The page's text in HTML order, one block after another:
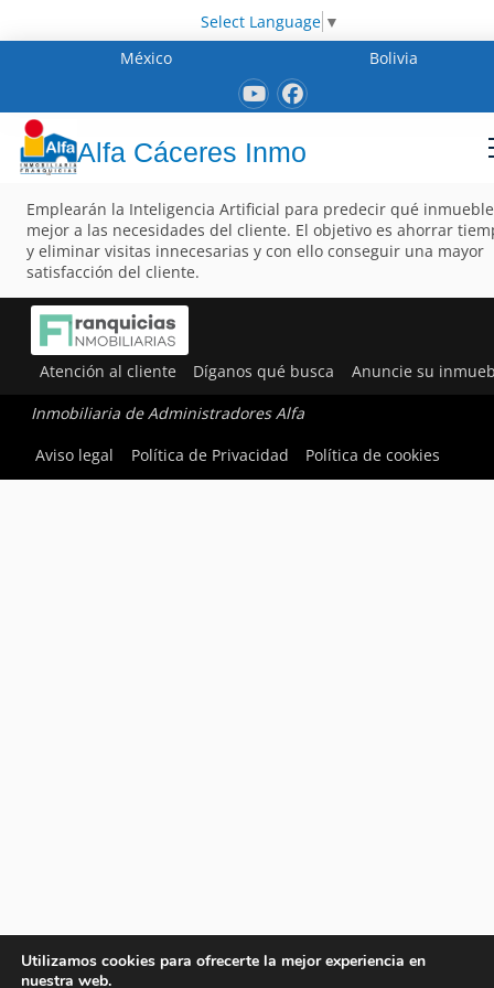
Select Language ▼
México
Bolivia
Alfa Cáceres Inmo
Emplearán la Inteligencia Artificial para predecir qué
mejor a las necesidades del cliente. El objetivo es ahorrar
y eliminar visitas innecesarias y con ello conseguir una mayor
satisfacción del cliente.
Atención al cliente Díganos qué busca Anuncie su
Inmobiliaria de Administradores Alfa
Aviso legal
Política de Privacidad Política de cookies
Utilizamos cookies para ofrecerte la mejor experiencia en
nuestra web.